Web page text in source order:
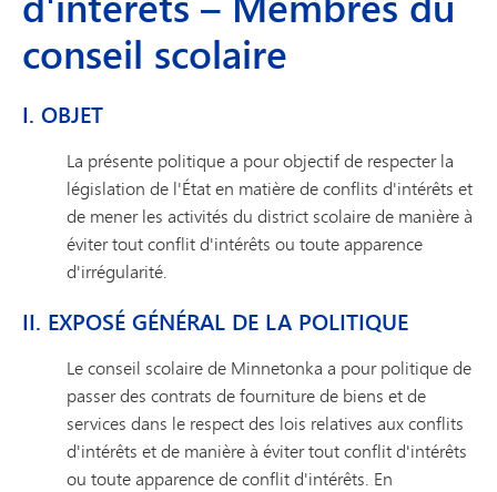
conseil scolaire
I. OBJET
La présente politique a pour objectif de respecter la
législation de l'État en matière de conflits d'intérêts et
de mener les activités du district scolaire de manière à
éviter tout conflit d'intérêts ou toute apparence
d'irrégularité.
II. EXPOSÉ GÉNÉRAL DE LA POLITIQUE
Le conseil scolaire de Minnetonka a pour politique de
passer des contrats de fourniture de biens et de
services dans le respect des lois relatives aux conflits
d'intérêts et de manière à éviter tout conflit d'intérêts
ou toute apparence de conflit d'intérêts. En